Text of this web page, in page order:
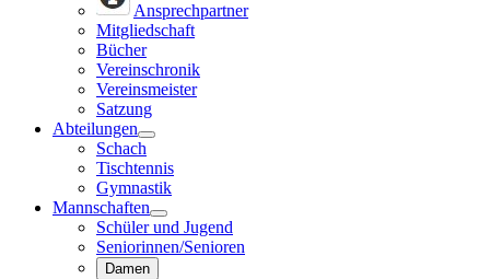
Ansprechpartner
Mitgliedschaft
Bücher
Vereinschronik
Vereinsmeister
Satzung
Abteilungen
Schach
Tischtennis
Gymnastik
Mannschaften
Schüler und Jugend
Seniorinnen/Senioren
Damen